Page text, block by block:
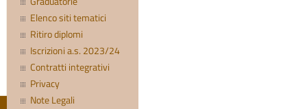
Elenco siti tematici
Ritiro diplomi
Iscrizioni a.s. 2023/24
Contratti integrativi
Privacy
Note Legali